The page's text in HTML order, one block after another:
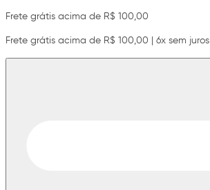
Frete grátis acima de R$ 100,00
Frete grátis acima de R$ 100,00 | 6x sem juros